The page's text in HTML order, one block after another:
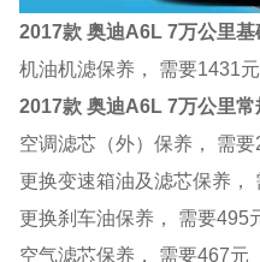
2017款 奥迪A6L 7万公里基
机油机滤保养， 需要1431元
2017款 奥迪A6L 7万公里常
空调滤芯（外）保养， 需要
更换变速箱油及滤芯保养，
更换刹车油保养， 需要495
空气滤芯保养， 需要467元